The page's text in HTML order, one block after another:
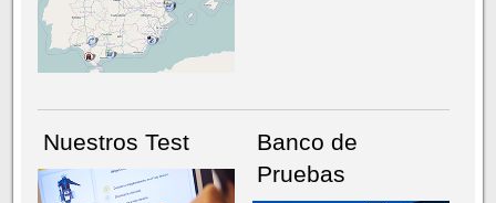
NÚMERO ACTUALHEMEROTECA
Nuestros Test
Banco de
Pruebas